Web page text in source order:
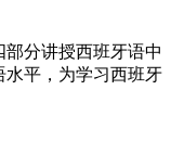
分讲授西班牙语中
水平，为学习西班牙